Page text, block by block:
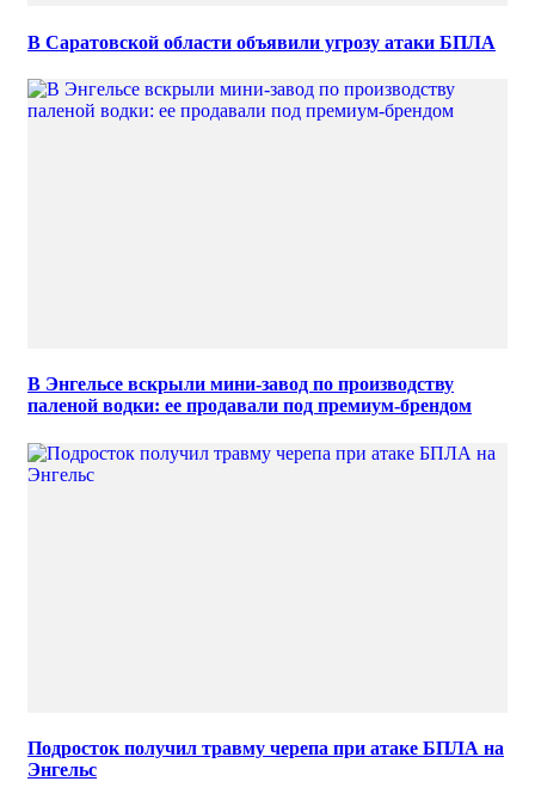
В Саратовской области объявили угрозу атаки БПЛА
В Энгельсе вскрыли мини-завод по производству
паленой водки: ее продавали под премиум-брендом
Подросток получил травму черепа при атаке БПЛА на
Энгельс